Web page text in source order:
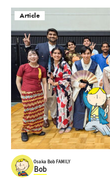
Article
Osaka Bob FAMILY
Bob